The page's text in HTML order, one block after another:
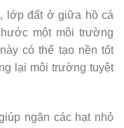
lớp đất ở giữa hồ cá
một môi trường
có thể tạo nền tốt
lại môi trường tuyệt
ngăn các hạt nhỏ